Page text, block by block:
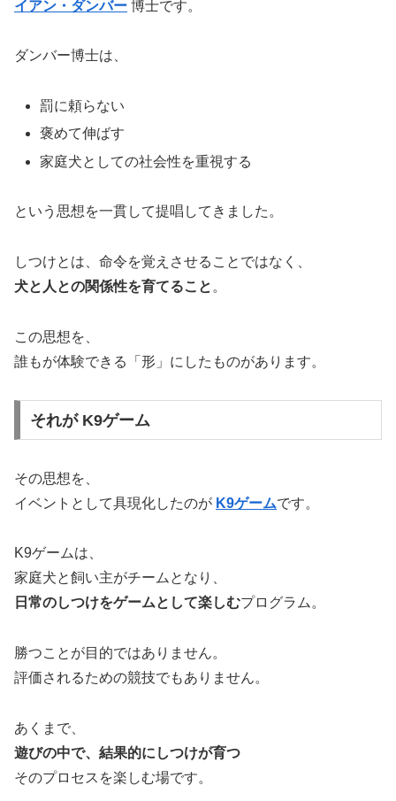
イアン・ダンバー 博士です。
ダンバー博士は、
罰に頼らない
褒めて伸ばす
家庭犬としての社会性を重視する
という思想を一貫して提唱してきました。
しつけとは、命令を覚えさせることではなく、
犬と人との関係性を育てること 。
この思想を、
誰もが体験できる「形」にしたものがあります。
それが K9ゲーム
その思想を、
イベントとして具現化したのが K9ゲームです。
K9ゲームは、
家庭犬と飼い主がチームとなり、
日常のしつけをゲームとして楽しむプログラム。
勝つことが目的ではありません。
評価されるための競技でもありません。
あくまで、
遊びの中で、結果的にしつけが育つ
そのプロセスを楽しむ場です。